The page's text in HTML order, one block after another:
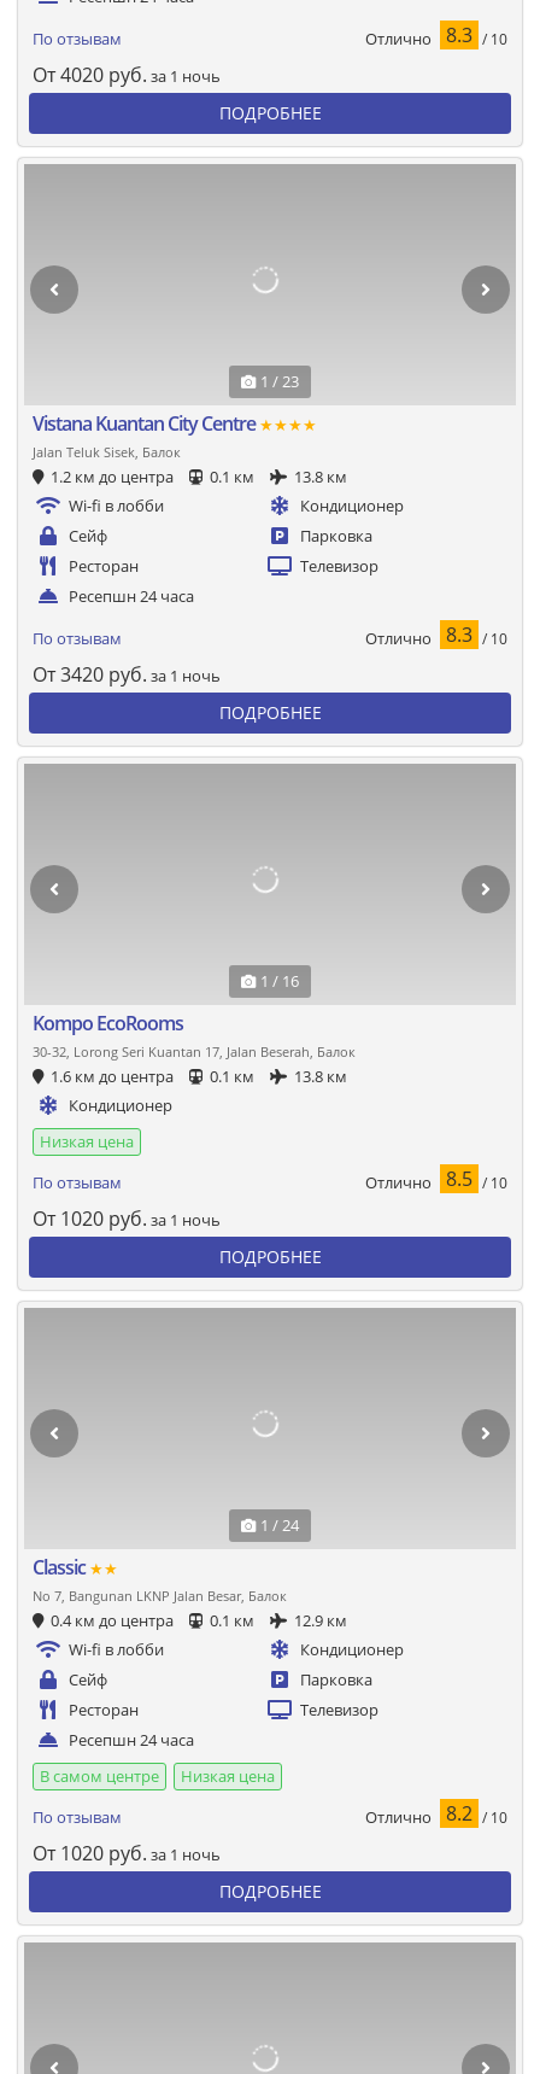
По отзывам Отлично 8.3 / 10
От4020 руб. за 1 ночь
ПОДРОБНЕЕ
1 / 23
Vistana Kuantan City Centre★★★★
Jalan Teluk Sisek, Балок
1.2 км до центра 0.1 км
13.8 км
Wi-fi в лобби
Кондиционер
Сейф
Парковка
Ресторан
Телевизор
Ресепшн 24 часа
По отзывам Отлично 8.3 / 10
От3420 руб. за 1 ночь
ПОДРОБНЕЕ
1 / 16
Kompo EcoRooms
30-32, Lorong Seri Kuantan 17, Jalan Beserah, Балок
1.6 км до центра 0.1 км
13.8 км
Кондиционер
Низкая цена
По отзывам
Отлично 8.5 / 10
От 1020 руб. за 1 ночь
ПОДРОБНЕЕ
1 / 24
Classic★★
No 7, Bangunan LKNP Jalan Besar, Балок
0.4 км до центра 0.1 км
12.9 км
Wi-fi в лобби
Кондиционер
Сейф
Парковка
Ресторан
Телевизор
Ресепшн 24 часа
В самом центре
Низкая цена
По отзывам
Отлично 8.2 / 10
От 1020 руб. за 1 ночь
ПОДРОБНЕЕ